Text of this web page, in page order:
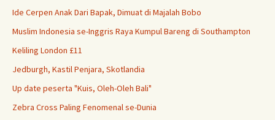
Ide Cerpen Anak Dari Bapak, Dimuat di Majalah Bobo
Muslim Indonesia se-Inggris Raya Kumpul Bareng di Southampton
Keliling London £11
Jedburgh, Kastil Penjara, Skotlandia
Up date peserta "Kuis, Oleh-Oleh Bali"
Zebra Cross Paling Fenomenal se-Dunia